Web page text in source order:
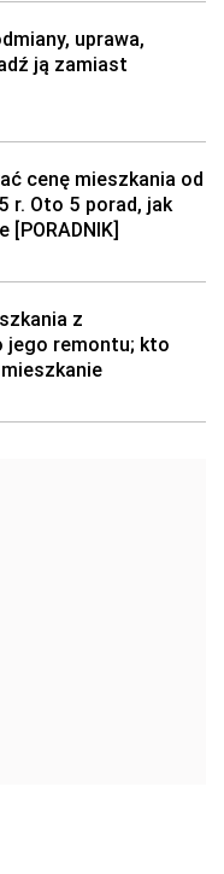
uprawa,
ją zamiast
cenę mieszkania od
r. Oto 5 porad, jak
z
jego remontu; kto